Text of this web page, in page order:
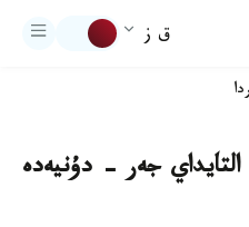
ق ز
جەر - دۇنيەدە